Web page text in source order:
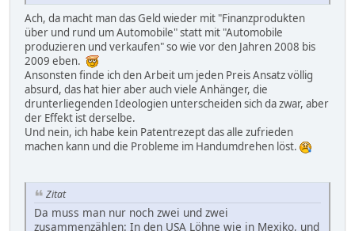
Ach, da macht man das Geld wieder mit "Finanzprodukten
über und rund um Automobile" statt mit "Automobile
produzieren und verkaufen" so wie vor den Jahren 2008 bis
2009 eben.
Ansonsten finde ich den Arbeit um jeden Preis Ansatz völlig
absurd, das hat hier aber auch viele Anhänger, die
drunterliegenden Ideologien unterscheiden sich da zwar, aber
der Effekt ist derselbe.
Und nein, ich habe kein Patentrezept das alle zufrieden
machen kann und die Probleme im Handumdrehen löst.
Zitat
Da muss man nur noch zwei und zwei
zusammenzählen: In den USA Löhne wie in Mexiko, und